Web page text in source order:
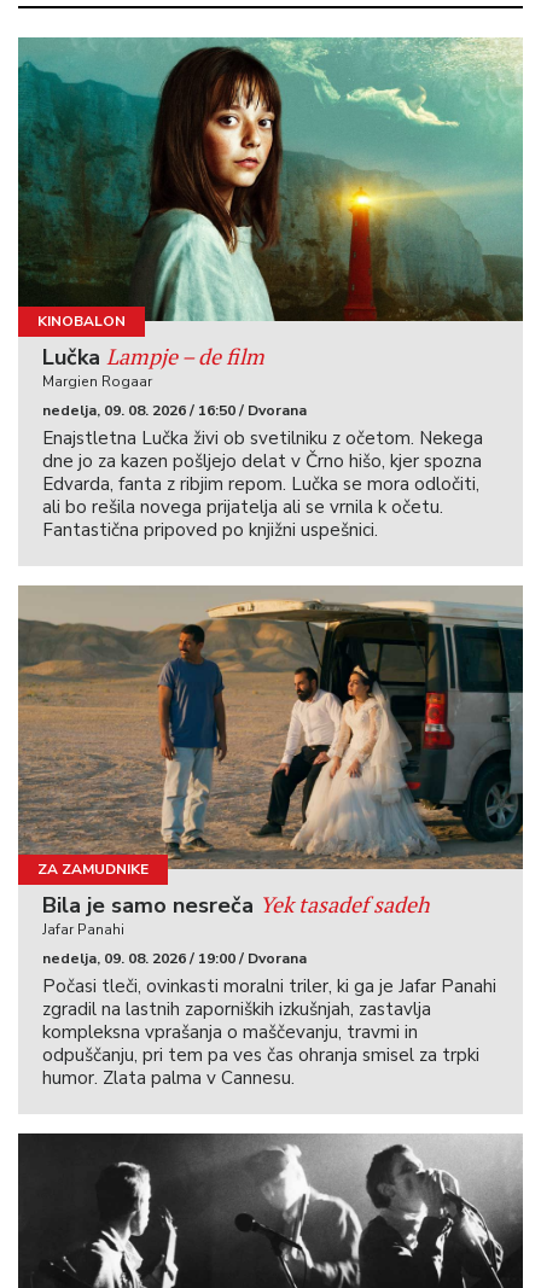
KINOBALON
Lučka Lampje – de film
Margien Rogaar
nedelja, 09. 08. 2026 / 16:50 / Dvorana
Enajstletna Lučka živi ob svetilniku z očetom. Nekega
dne jo za kazen pošljejo delat v Črno hišo, kjer spozna
Edvarda, fanta z ribjim repom. Lučka se mora odločiti,
ali bo rešila novega prijatelja ali se vrnila k očetu.
Fantastična pripoved po knjižni uspešnici.
ZA ZAMUDNIKE
Bila je samo nesreča Yek tasadef sadeh
Jafar Panahi
nedelja, 09. 08. 2026 / 19:00 / Dvorana
Počasi tleči, ovinkasti moralni triler, ki ga je Jafar Panahi
zgradil na lastnih zaporniških izkušnjah, zastavlja
kompleksna vprašanja o maščevanju, travmi in
odpuščanju, pri tem pa ves čas ohranja smisel za trpki
humor. Zlata palma v Cannesu.